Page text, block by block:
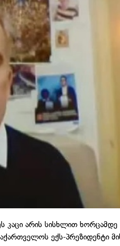
კაცი არის სისხლით ხორცამდე
ექს-პრეზიდენტი